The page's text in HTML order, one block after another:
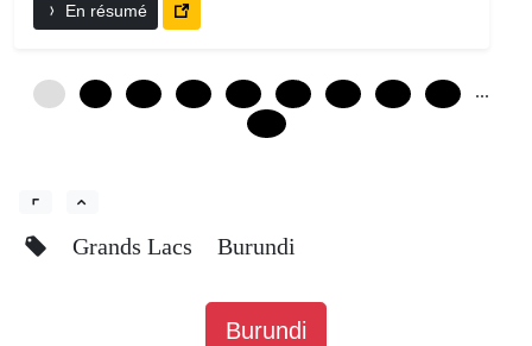
En résumé
...
Grands Lacs Burundi
Burundi